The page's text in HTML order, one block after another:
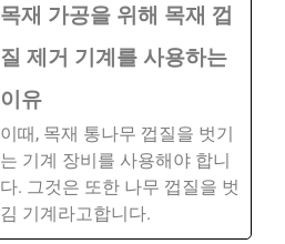
목재 가공을 위해 목재 껍
질 제거 기계를 사용하는
이유
이때, 목재 통나무 껍질을 벗기
는 기계 장비를 사용해야 합니
다. 그것은 또한 나무 껍질을 벗
김 기계라고합니다.